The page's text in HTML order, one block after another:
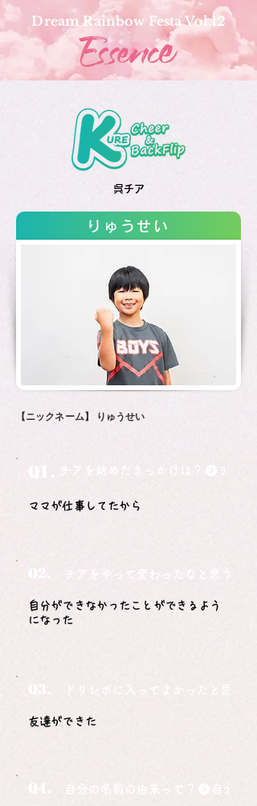
Dream Rainbow Festa Vol.12
呉チア
りゅうせい
【ニックネーム】 りゅうせい
ママが仕事してたから
チアをやって変わったなと思うこと
自分ができなかったことができるよう
になった
ドリレボに入ってよかったと思うこ
友達ができた